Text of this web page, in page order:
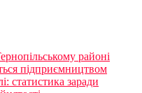
районі
підприємництвом
статистика заради